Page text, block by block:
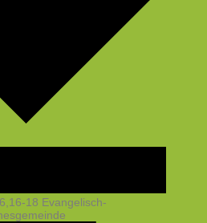
18 Evangelisch-